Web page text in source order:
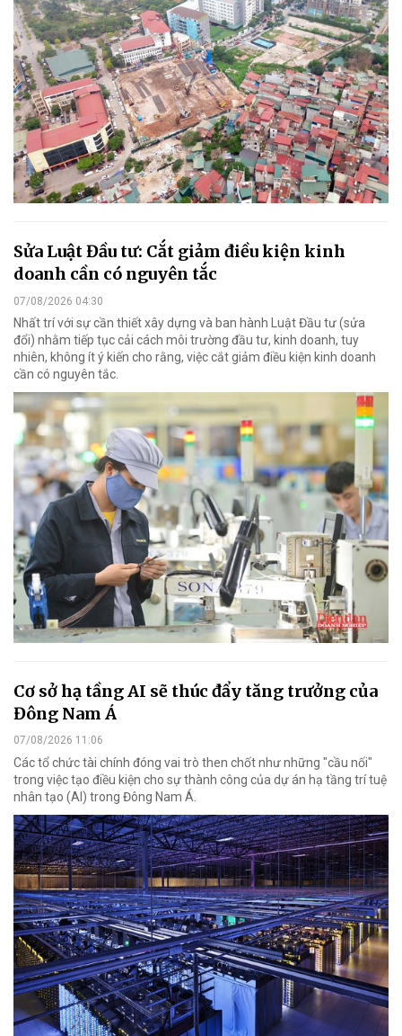
Sửa Luật Đầu tư: Cắt giảm điều kiện kinh
doanh cần có nguyên tắc
07/08/2026 04:30
Nhất trí với sự cần thiết xây dựng và ban hành Luật Đầu tư (sửa
đổi) nhằm tiếp tục cải cách môi trường đầu tư, kinh doanh, tuy
nhiên, không ít ý kiến cho rằng, việc cắt giảm điều kiện kinh doanh
cần có nguyên tắc.
Cơ sở hạ tầng AI sẽ thúc đẩy tăng trưởng của
Đông Nam Á
07/08/2026 11:06
Các tổ chức tài chính đóng vai trò then chốt như những "cầu nối"
trong việc tạo điều kiện cho sự thành công của dự án hạ tầng trí tuệ
nhân tạo (AI) trong Đông Nam Á.